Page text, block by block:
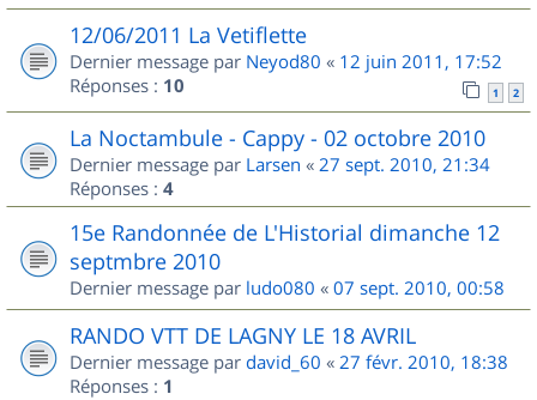
12/06/2011 La Vetiflette
Dernier message par Neyod80 « 12 juin 2011, 17:52
Réponses : 10 1 2
La Noctambule - Cappy - 02 octobre 2010
Dernier message par Larsen « 27 sept. 2010, 21:34
Réponses : 4
15e Randonnée de L'Historial dimanche 12
septmbre 2010
Dernier message par ludo080 « 07 sept. 2010, 00:58
RANDO VTT DE LAGNY LE 18 AVRIL
Dernier message par david_60 « 27 févr. 2010, 18:38
Réponses : 1